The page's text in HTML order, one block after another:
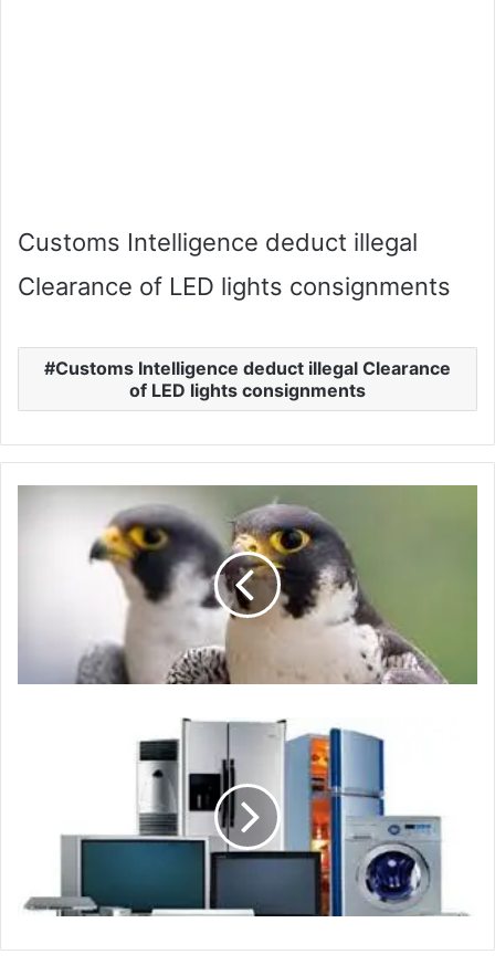
Customs Intelligence deduct illegal
Clearance of LED lights consignments
Customs Intelligence deduct illegal Clearance
of LED lights consignments